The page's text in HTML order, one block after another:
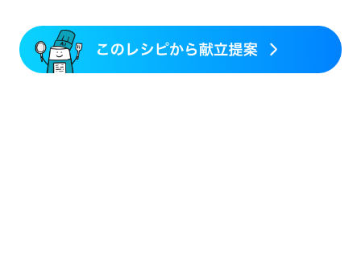
産後（母乳）
関節リウマチ
フレイル（年齢に合わせた体作り）
貧血対策